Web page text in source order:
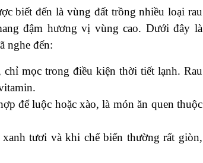
biết đến là vùng đất trồng nhiều loại rau
đậm hương vị vùng cao. Dưới đây là
nghe đến:
chỉ mọc trong điều kiện thời tiết lạnh. Rau
để luộc hoặc xào, là món ăn quen thuộc
tươi và khi chế biến thường rất giòn,